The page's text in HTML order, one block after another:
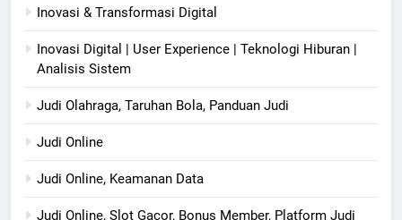
Inovasi & Transformasi Digital
Inovasi Digital | User Experience | Teknologi Hiburan |
Analisis Sistem
Judi Olahraga, Taruhan Bola, Panduan Judi
Judi Online
Judi Online, Keamanan Data
Judi Online, Slot Gacor, Bonus Member, Platform Judi